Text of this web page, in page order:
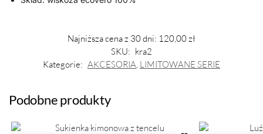
Najniższa cena z 30 dni: 120,00zł
SKU: kra2
Kategorie: AKCESORIA, LIMITOWANE SERIE
Podobne produkty